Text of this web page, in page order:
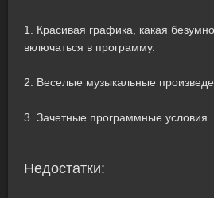
1. Красивая графика, какая
включаться в программу.
2. Веселые музыкальные
3. Зачетные программные условия.
Недостатки: